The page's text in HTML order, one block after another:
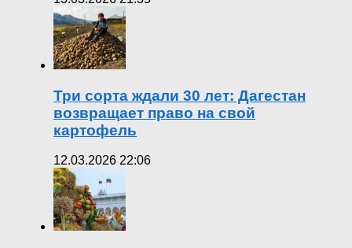
Три сорта ждали 30 лет: Дагестан
возвращает право на свой
картофель
12.03.2026 22:06